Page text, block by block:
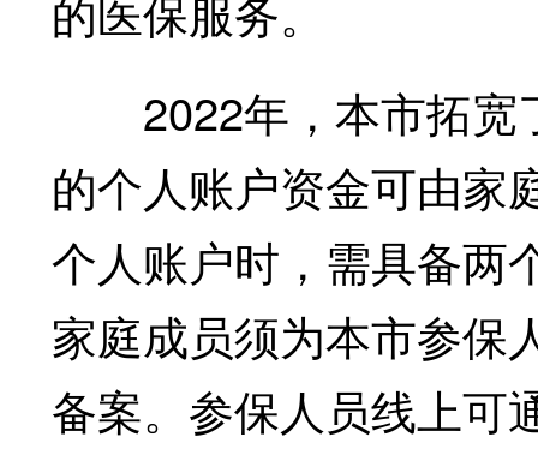
2022年，本市拓宽
的个人账户资金可由家
个人账户时，需具备两
家庭成员须为本市参保
备案。参保人员线上可